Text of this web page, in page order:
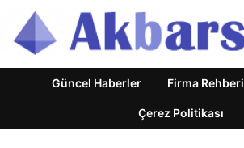
Güncel Haberler Firma Rehberi
Çerez Politikası